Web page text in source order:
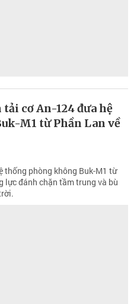
cơ An-124 đưa hệ
M1 từ Phần Lan về
thống phòng không Buk-M1 từ
lực đánh chặn tầm trung và bù